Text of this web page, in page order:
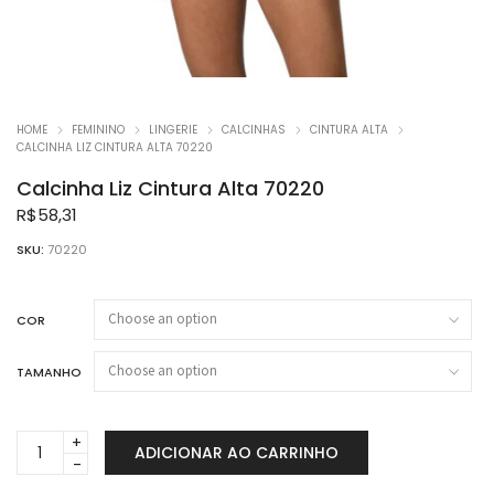
HOME FEMININO LINGERIE CALCINHAS
CINTURA ALTA
CALCINHA LIZ CINTURA ALTA 70220
Calcinha Liz Cintura Alta 70220
R$58,31
SKU: 70220
COR
TAMANHO
Calcinha
ADICIONAR AO CARRINHO